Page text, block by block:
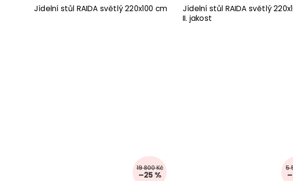
Jídelní stůl RAIDA světlý 220x100 cm
Jídelní stůl RAIDA světlý
II. jakost
19 800 Kč
–25 %
5